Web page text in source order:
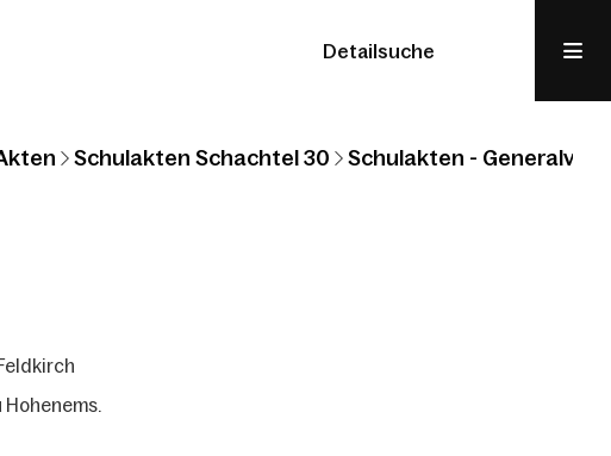
Detailsuche
Schulakten Schachtel 30 Schulakten -